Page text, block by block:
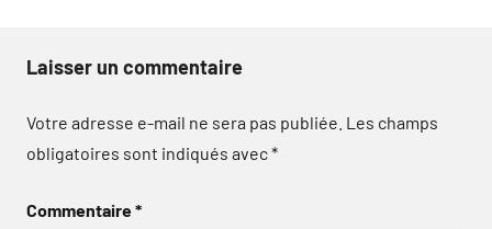
Laisser un commentaire
Votre adresse e-mail ne sera pas publiée. Les champs
obligatoires sont indiqués avec*
Commentaire*